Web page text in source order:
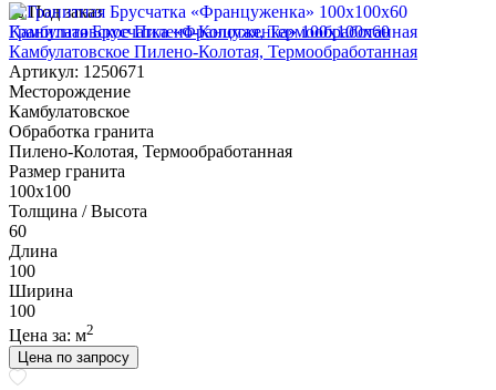
Под заказ
Гранитная Брусчатка «Француженка» 100х100x60
Камбулатовское Пилено-Колотая, Термообработанная
Артикул: 1250671
Месторождение
Камбулатовское
Обработка гранита
Пилено-Колотая, Термообработанная
Размер гранита
100х100
Толщина / Высота
60
Длина
100
Ширина
100
Цена за: м2
Цена по запросу